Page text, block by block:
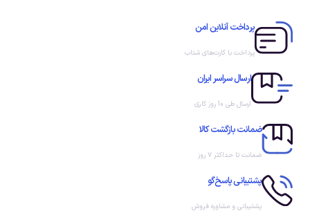
پرداخت آنلاین امن
پرداخت با کارت‌های شتاب
ارسال سراسر ایران
ارسال طی 10 روز کاری
ضمانت بازگشت کالا
ضمانت تا حداکثر ۷ روز
پشتیبانی پاسخ‌گو
پشتیبانی و مشاوره فروش